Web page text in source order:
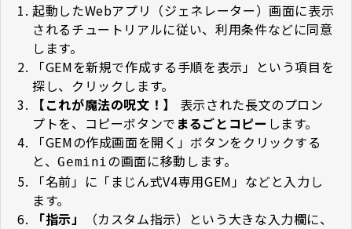
起動したWebアプリ（ジェネレーター）画面に表示
されるチュートリアルに従い、利用条件などに同意
します。
「GEMを新規で作成する手順を表示」という項目を
探し、クリックします。
【これが魔法の呪文！】
表示された長文のプロン
プトを、コピーボタンで まるごとコピー します。
「GEMの作成画面を開く」ボタンをクリックする
と、Geminiの画面に移動します。
「名前」に「まじん式V4専用GEM」などと入力し
ます。
「指示」
（カスタム指示）という大きな入力欄に、